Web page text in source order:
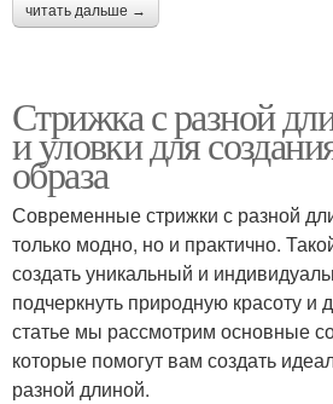
читать дальше →
Стрижка с разной
и уловки для
образа
Современные стрижки с разной
только модно, но и практично.
создать уникальный и
подчеркнуть природную красоту и
статье мы рассмотрим основные
которые помогут вам создать
разной длиной.